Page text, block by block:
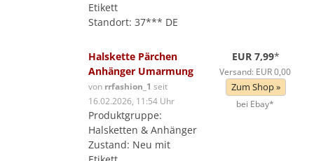
Etikett
Standort: 37*** DE
Halskette Pärchen
Anhänger Umarmung
von rrfashion_1 seit
16.02.2026, 11:54 Uhr
Produktgruppe:
Halsketten & Anhänger
Zustand: Neu mit
EUR 7,99*
Versand: EUR 0,00
Zum Shop »
bei Ebay*